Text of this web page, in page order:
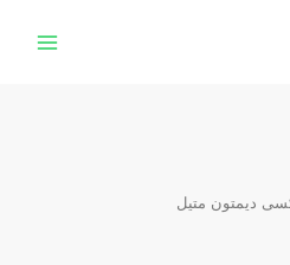
دیمتون متیل